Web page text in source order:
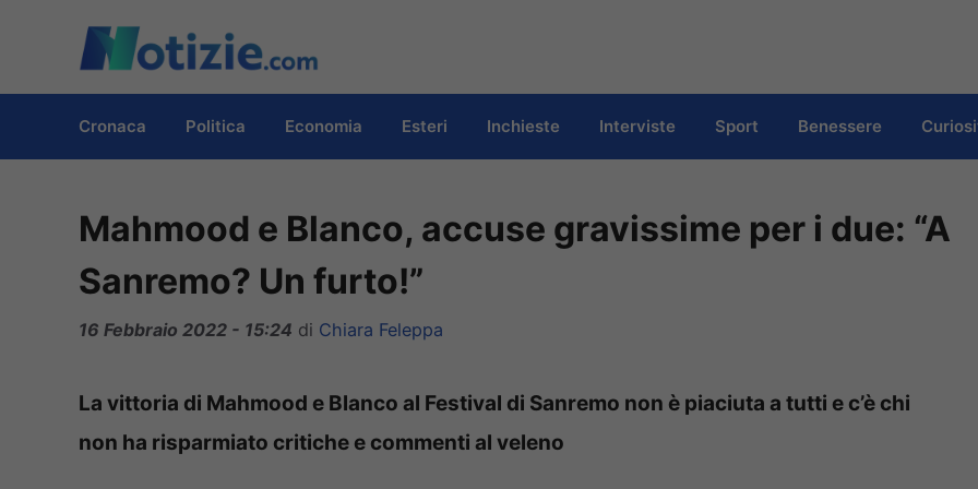
contenuto
Cronaca Politica Economia Esteri Inchieste Interviste Sport Benessere
Mahmood e Blanco, accuse gravissime per i due: “A
Sanremo? Un furto!”
16 Febbraio 2022 - 15:24 di Chiara Feleppa
La vittoria di Mahmood e Blanco al Festival di Sanremo non è piaciuta a tutti e c’è chi
non ha risparmiato critiche e commenti al veleno